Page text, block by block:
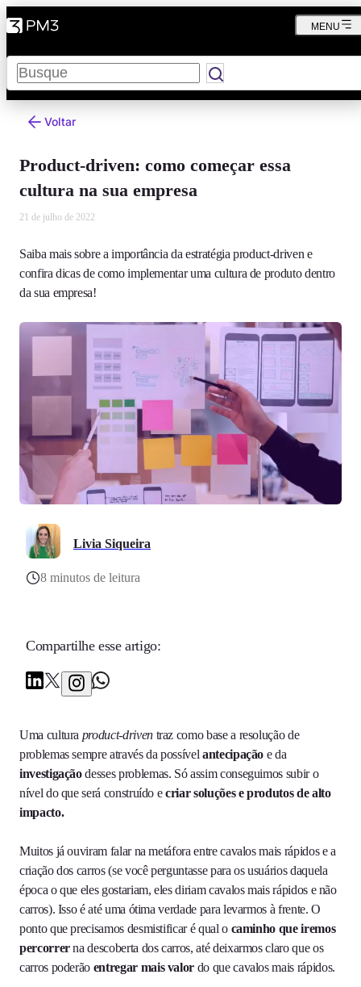
Pesquisar
MENU
Voltar
Livia Siqueira
8 minutos de leitura
Compartilhe esse artigo:
Product-driven: como começar essa
cultura na sua empresa
21 de julho de 2022
Saiba mais sobre a importância da estratégia product-driven e
confira dicas de como implementar uma cultura de produto dentro
da sua empresa!
Uma cultura product-driventraz como base a resolução de
problemas sempre através da possível antecipação e da
investigaçãodesses problemas. Só assim conseguimos subir o
nível do que será construído ecriar soluções e produtos de alto
impacto.
Muitos já ouviram falar na metáfora entre cavalos mais rápidos e a
criação dos carros (se você perguntasse para os usuários daquela
época o que eles gostariam, eles diriam cavalos mais rápidos e não
carros). Isso é até uma ótima verdade para levarmos à frente. O
ponto que precisamos desmistificar é qual o caminho que iremos
percorrerna descoberta dos carros, até deixarmos claro que os
carros poderão entregar mais valor do que cavalos mais rápidos.